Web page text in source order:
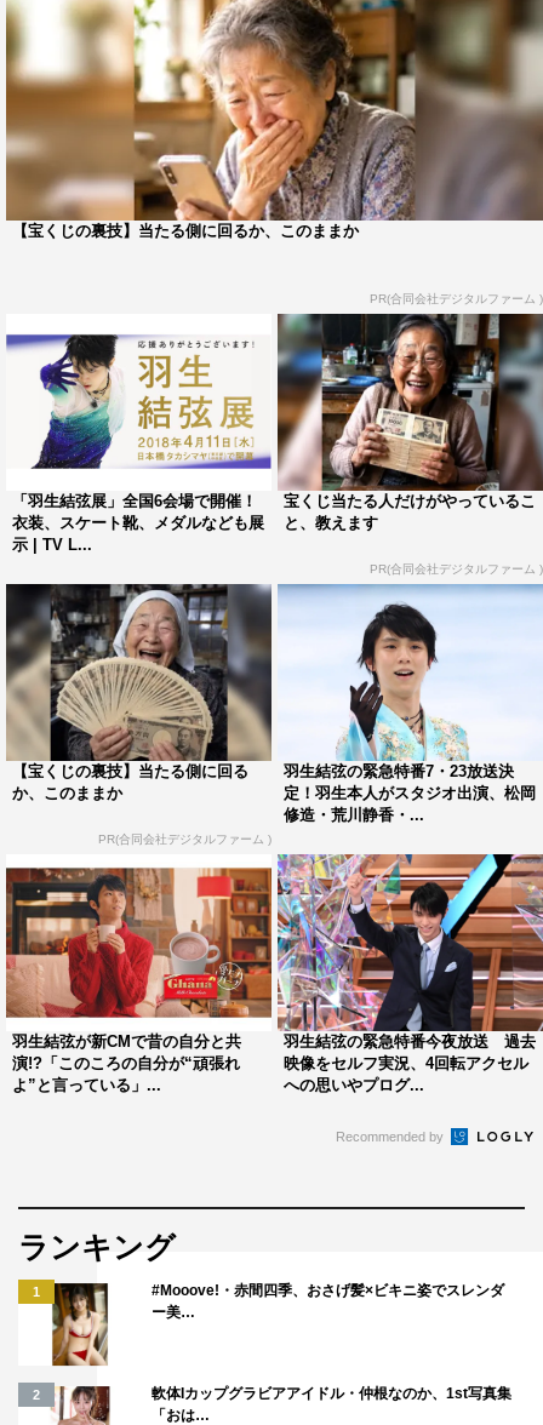
し、スタッフと相談しながら使用イヤホンを決めた。
また、撮影のためにスケート靴を履く準備をし始める
と、羽生は驚きのスピードで靴ひもを結び上げ、スタッフ
を驚かせた。撮影が始まると、監督から「立ち上がって去
っていく時に“よし 行くぞ！”という感じ出してくれるとう
れしいです」とリクエストが。「“よし行くぞ！” か…」と
画自賛する出来栄えとなった。
CMが放送される12月6日（金）は、自身が3年ぶりの頂
点を狙うグランプリファイナルがイタリア・トリノで開
幕。昨季の世界選手権で敗れたライバルのネイサン・チェ
ンを“獲物”に見立てているかのような、真剣な表情と鋭い
眼光に注目だ。
ロッテ「GUM FOR THE GAME」新CM「何故」篇／「事
実」篇
ロッテ「GUM FOR THE GAME」新CMメイキング
【宝くじの裏技】当たる側に回るか、このままか
PR(合同会社デジタルファーム )
「羽生結弦展」全国6会場で開催！
衣装、スケート靴、メダルなども展
示 | TV L...
宝くじ当たる人だけがやっているこ
と、教えます
PR(合同会社デジタルファーム )
【宝くじの裏技】当たる側に回る
か、このままか
PR(合同会社デジタルファーム )
羽生結弦の緊急特番7・23放送決
定！羽生本人がスタジオ出演、松岡
修造・荒川静香・...
羽生結弦が新CMで昔の自分と共
演!?「このころの自分が“頑張れ
よ”と言っている」...
羽生結弦の緊急特番今夜放送 過去
映像をセルフ実況、4回転アクセル
への思いやプログ...
Recommended by
ランキング
1
#Mooove!・赤間四季、おさげ髪×ビキニ姿でスレンダ
ー美…
2
軟体Iカップグラビアアイドル・仲根なのか、1st写真集
「おは…